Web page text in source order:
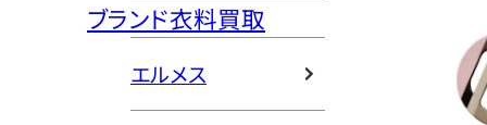
ブランド衣料買取
エルメス